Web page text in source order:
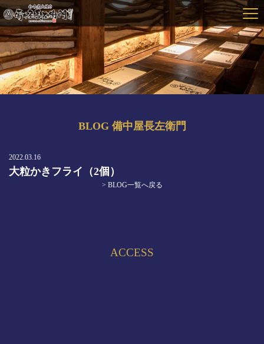
BLOG 備中屋長左衛門
2022.03.16
大粒かきフライ（2個）
> BLOG一覧へ戻る
ACCESS